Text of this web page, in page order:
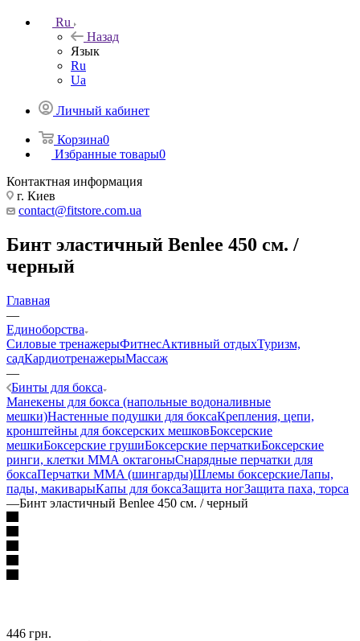
Ru
Назад
Язык
Ru
Ua
Личный кабинет
Корзина0
Избранные товары0
Контактная информация
г. Киев
contact@fitstore.com.ua
Бинт эластичный Benlee 450 см. /
черный
Главная
—
Единоборства
Силовые тренажерыФитнесАктивный отдыхТуризм,
садКардиотренажерыМассаж
—
Бинты для бокса
Манекены для бокса (напольные водоналивные
мешки)Настенные подушки для боксаКрепления, цепи,
кронштейны для боксерских мешковБоксерские
мешкиБоксерские грушиБоксерские перчаткиБоксерские
ринги, клетки ММА октагоныСнарядные перчатки для
боксаПерчатки MMA (шингарды)Шлемы боксерскиеЛапы,
пады, макиварыКапы для боксаЗащита ногЗащита паха, торса
—Бинт эластичный Benlee 450 см. / черный
446 грн.